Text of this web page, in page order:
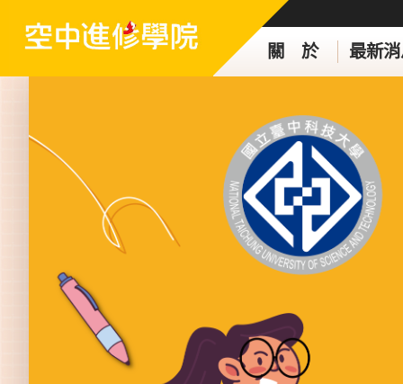
關 於 最新